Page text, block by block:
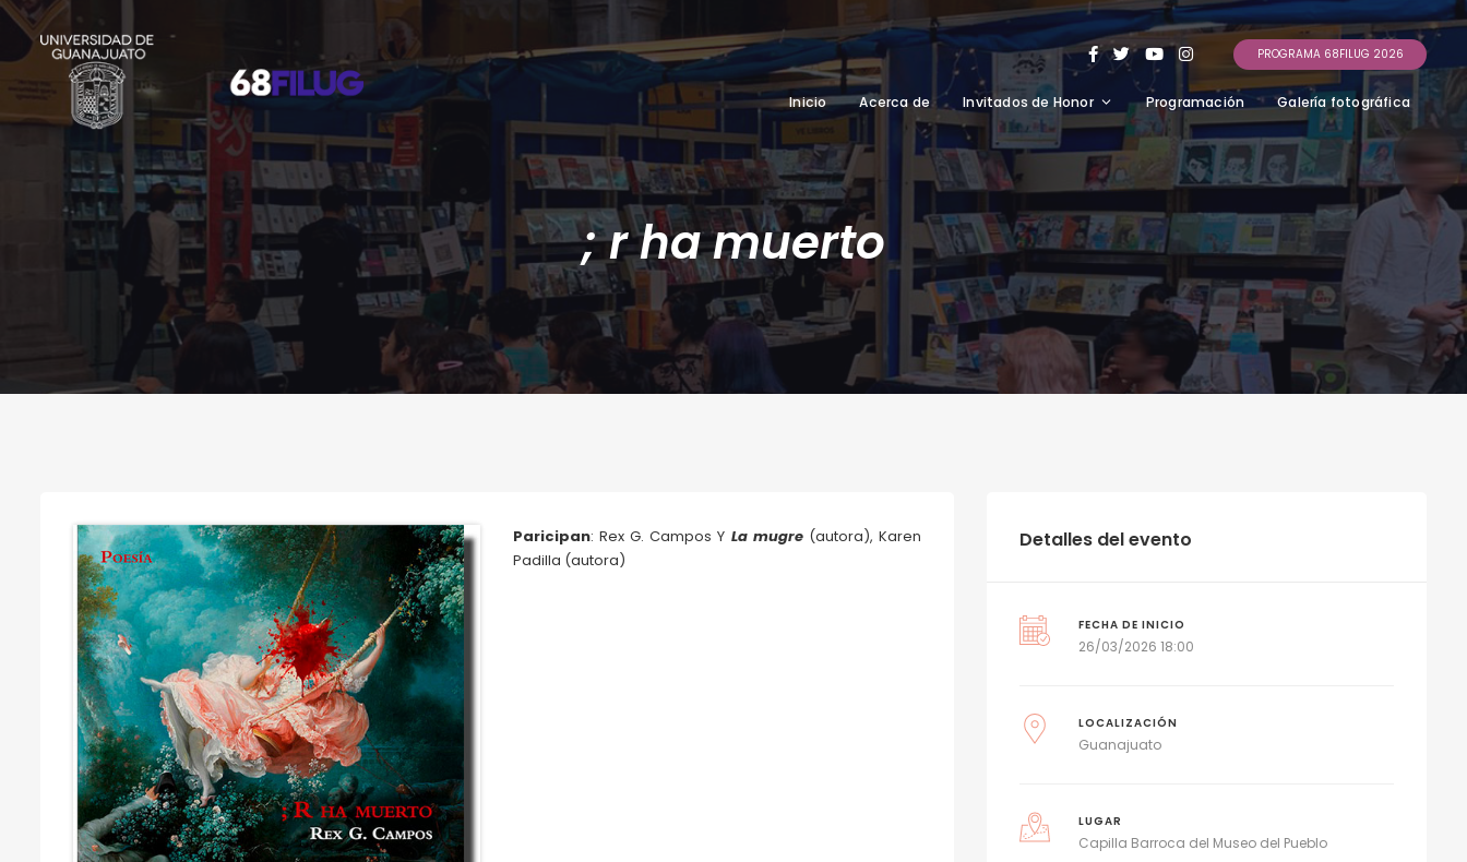
PROGRAMA 68FILUG 2026
Inicio Acerca de Invitados de Honor Programación Galería fotográfica
; r ha muerto
Paricipan: Rex G. Campos Y La mugre(autora), Karen
Padilla (autora)
Detalles del evento
FECHA DE INICIO
26/03/2026 18:00
LOCALIZACIÓN
Guanajuato
LUGAR
Capilla Barroca del Museo del Pueblo